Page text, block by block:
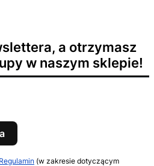
a otrzymasz
w naszym sklepie!
Regulamin (w zakresie dotyczącym